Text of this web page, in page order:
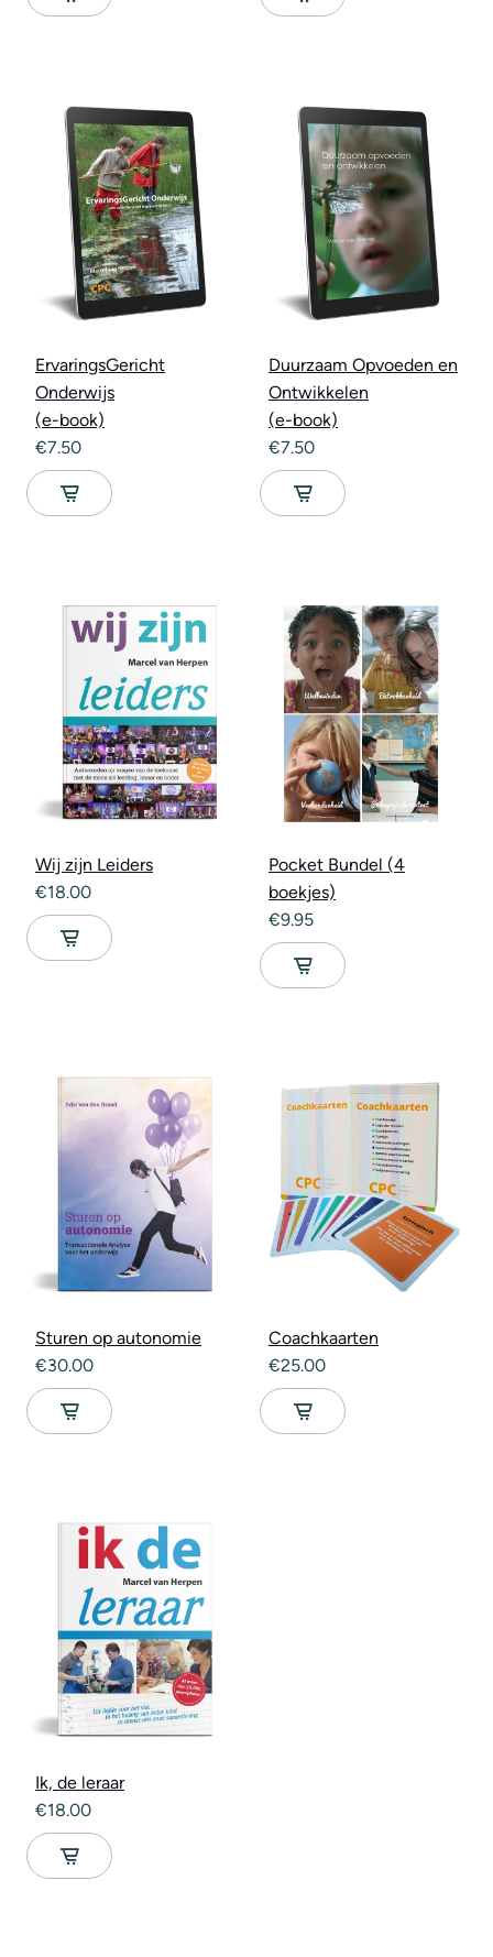
ErvaringsGericht
Onderwijs
(e-book)
€7.50
Duurzaam Opvoeden en
Ontwikkelen
(e-book)
€7.50
Wij zijn Leiders
€18.00
Pocket Bundel (4
boekjes)
€9.95
Sturen op autonomie
€30.00
Coachkaarten
€25.00
Ik, de leraar
€18.00